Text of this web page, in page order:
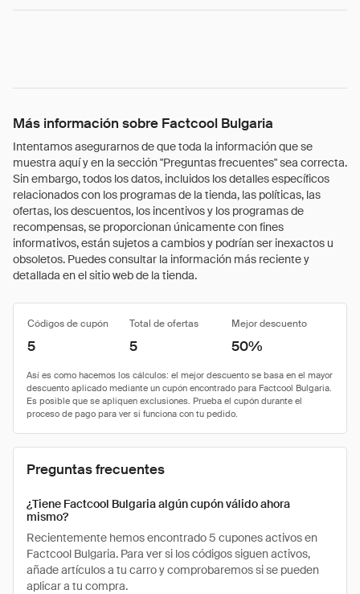
Más información sobre Factcool Bulgaria
Intentamos asegurarnos de que toda la información que se
muestra aquí y en la sección "Preguntas frecuentes" sea correcta.
Sin embargo, todos los datos, incluidos los detalles específicos
relacionados con los programas de la tienda, las políticas, las
ofertas, los descuentos, los incentivos y los programas de
recompensas, se proporcionan únicamente con fines
informativos, están sujetos a cambios y podrían ser inexactos u
obsoletos. Puedes consultar la información más reciente y
detallada en el sitio web de la tienda.
Códigos de cupón Total de ofertas Mejor descuento
5 5 50%
Preguntas frecuentes
¿Tiene Factcool Bulgaria algún cupón válido ahora
mismo?
Recientemente hemos encontrado 5 cupones activos en
Factcool Bulgaria. Para ver si los códigos siguen activos,
añade artículos a tu carro y comprobaremos si se pueden
aplicar a tu compra.